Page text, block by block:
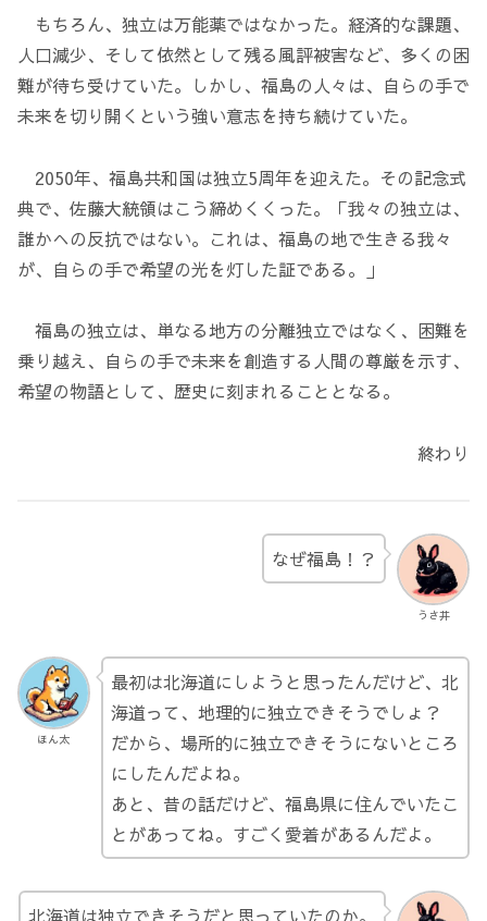
もちろん、独立は万能薬ではなかった。経済的な課題、
人口減少、そして依然として残る風評被害など、多くの困
難が待ち受けていた。しかし、福島の人々は、自らの手で
未来を切り開くという強い意志を持ち続けていた。
2050年、福島共和国は独立5周年を迎えた。その記念式
典で、佐藤大統領はこう締めくくった。「我々の独立は、
誰かへの反抗ではない。これは、福島の地で生きる我々
が、自らの手で希望の光を灯した証である。」
福島の独立は、単なる地方の分離独立ではなく、困難を
乗り越え、自らの手で未来を創造する人間の尊厳を示す、
希望の物語として、歴史に刻まれることとなる。
終わり
うさ井
なぜ福島！？
ほん太
最初は北海道にしようと思ったんだけど、北
海道って、地理的に独立できそうでしょ？
だから、場所的に独立できそうにないところ
にしたんだよね。
あと、昔の話だけど、福島県に住んでいたこ
とがあってね。すごく愛着があるんだよ。
北海道は独立できそうだと思っていたのか。